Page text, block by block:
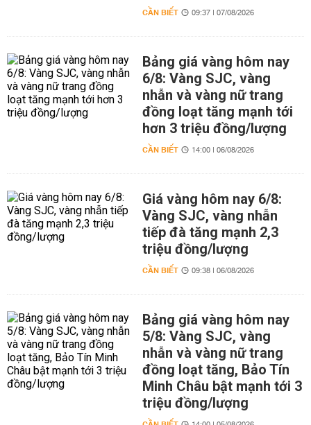
CẦN BIẾT 09:37 | 07/08/2026
Bảng giá vàng hôm nay
6/8: Vàng SJC, vàng
nhẫn và vàng nữ trang
đồng loạt tăng mạnh tới
hơn 3 triệu đồng/lượng
CẦN BIẾT 14:00 | 06/08/2026
Giá vàng hôm nay 6/8:
Vàng SJC, vàng nhẫn
tiếp đà tăng mạnh 2,3
triệu đồng/lượng
CẦN BIẾT 09:38 | 06/08/2026
Bảng giá vàng hôm nay
5/8: Vàng SJC, vàng
nhẫn và vàng nữ trang
đồng loạt tăng, Bảo Tín
Minh Châu bật mạnh tới 3
triệu đồng/lượng